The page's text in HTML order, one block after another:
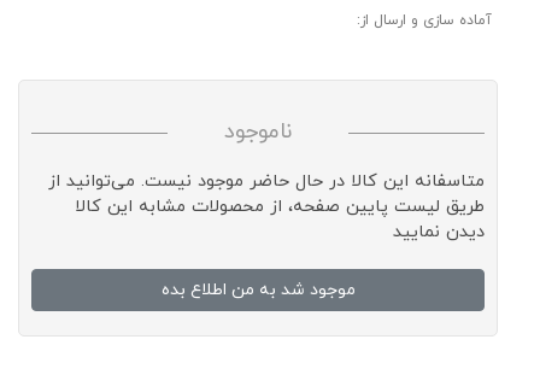
آماده سازی و ارسال از:
ناموجود
متاسفانه این کالا در حال حاضر موجود نیست. می‌توانید از
طریق لیست پایین صفحه، از محصولات مشابه این کالا
دیدن نمایید
موجود شد به من اطلاع بده